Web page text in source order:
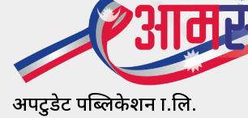
अपटुडेट पब्लिकेशन प्रा.लि.